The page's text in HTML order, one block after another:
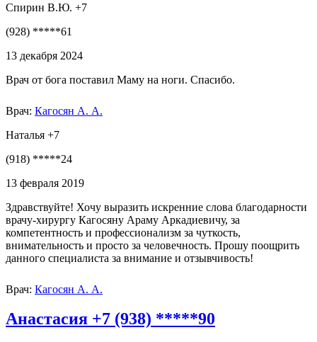
Спирин В.Ю. +7
(928) *****61
13 декабря 2024
Врач от бога поставил Маму на ноги. Спасибо.
Врач: Кагосян А. А.
Наталья +7
(918) *****24
13 февраля 2019
Здравствуйте! Хочу выразить искренние слова благодарности
врачу-хирургу Кагосяну Араму Аркадиевичу, за
компетентность и профессионализм за чуткость,
внимательность и просто за человечность. Прошу поощрить
данного специалиста за внимание и отзывчивость!
Врач: Кагосян А. А.
Анастасия +7 (938) *****90